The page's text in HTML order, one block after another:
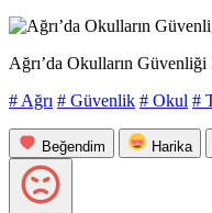
Ağrı’da Okulların Güvenliği
# Ağrı # Güvenlik # Okul #
Beğendim Harika